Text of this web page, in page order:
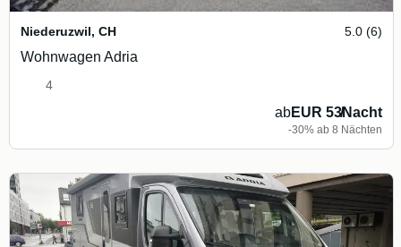
Niederuzwil, CH 5.0 (6)
Wohnwagen Adria
4
abEUR 53/Nacht
-30% ab 8 Nächten